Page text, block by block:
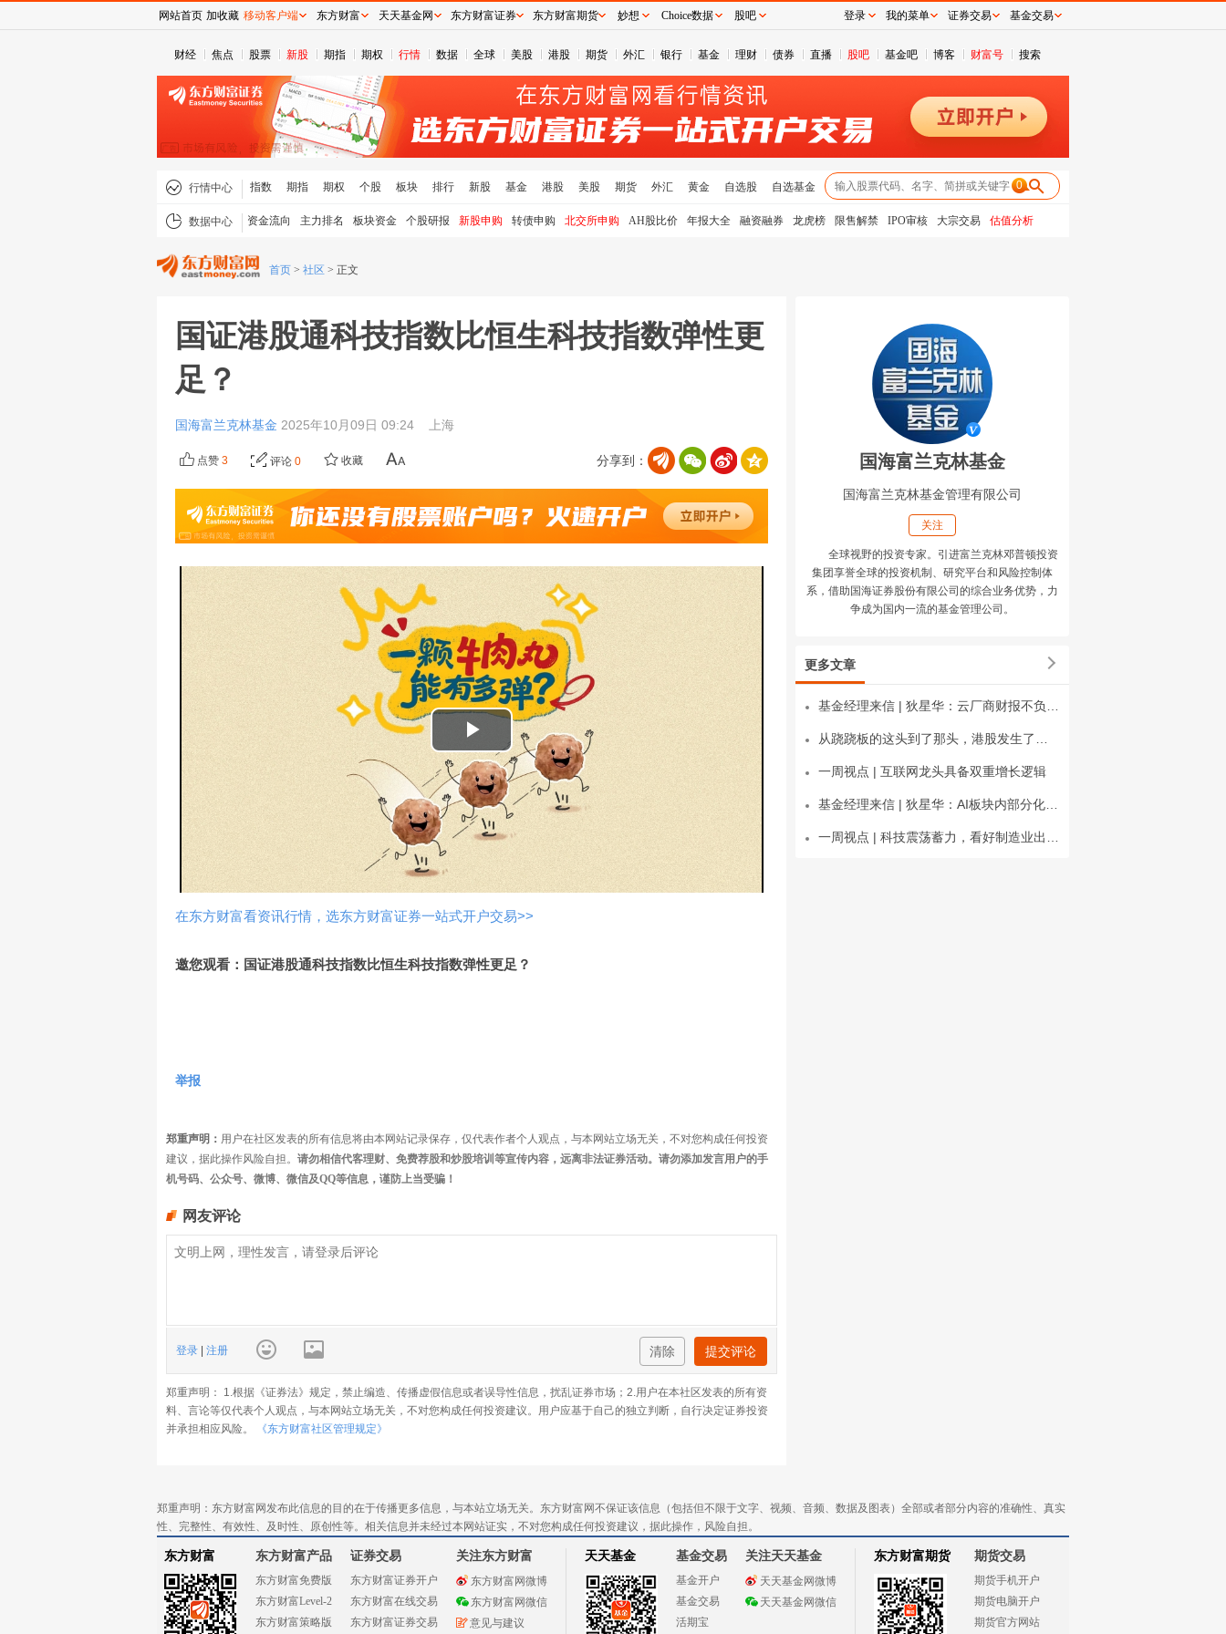
财经 焦点 股票 新股 期指 期权 行情 数据 全球 美股 港股 期货 外汇 银行 基金 理财 债券 直播 股吧 基金吧 博客 财富号 搜索
行情中心 指数 期指 期权 个股 板块 排行 新股 基金 港股 美股 期货 外汇 黄金 自选股 自选基金 0
数据中心 资金流向 主力排名 板块资金 个股研报 新股申购 转债申购 北交所申购 AH股比价 年报大全 融资融券 龙虎榜 限售解禁 IPO审核 大宗交易 估值分析
首页 > 社区 > 正文
国证港股通科技指数比恒生科技指数弹性更
足？
国海富兰克林基金 2025年10月09日 09:24 上海
分享到：
点赞 3 评论 0 收藏
播
放
视
频
在东方财富看资讯行情，选东方财富证券一站式开户交易>>
邀您观看：国证港股通科技指数比恒生科技指数弹性更足？
举报
郑重声明： 用户在社区发表的所有信息将由本网站记录保存，仅代表作者个人观点，与本网站立场无关，不对您构成任何投资
建议，据此操作风险自担。 请勿相信代客理财、免费荐股和炒股培训等宣传内容，远离非法证券活动。请勿添加发言用户的手
机号码、公众号、微博、微信及QQ等信息，谨防上当受骗！
网友评论
登录 注册 清除 提交评论
郑重声明： 1.根据《证券法》规定，禁止编造、传播虚假信息或者误导性信息，扰乱证券市场；2.用户在本社区发表的所有资
料、言论等仅代表个人观点，与本网站立场无关，不对您构成任何投资建议。用户应基于自己的独立判断，自行决定证券投资
并承担相应风险。
《东方财富社区管理规定》
国海富兰克林基金
国海富兰克林基金管理有限公司
关注
全球视野的投资专家。引进富兰克林邓普顿投资
集团享誉全球的投资机制、研究平台和风险控制体
系，借助国海证券股份有限公司的综合业务优势，力
争成为国内一流的基金管理公司。
更多文章
一周视点 | 互联网龙头具备双重增长逻辑
郑重声明：东方财富网发布此信息的目的在于传播更多信息，与本站立场无关。东方财富网不保证该信息（包括但不限于文字、视频、音频、数据及图表）全部或者部分内容的准确性、真实
性、完整性、有效性、及时性、原创性等。相关信息并未经过本网站证实，不对您构成任何投资建议，据此操作，风险自担。
东方财富 东方财富产品
东方财富免费版
东方财富Level-2
东方财富策略版
证券交易
东方财富证券开户
东方财富在线交易
东方财富证券交易
关注东方财富
东方财富网微博
东方财富网微信
意见与建议
天天基金 基金交易
基金开户
基金交易
活期宝
关注天天基金
天天基金网微博
天天基金网微信
东方财富期货 期货交易
期货手机开户
期货电脑开户
期货官方网站
网站首页 加收藏 移动客户端 东方财富 天天基金网 东方财富证券 东方财富期货 妙想 Choice数据 股吧 登录 我的菜单 证券交易 基金交易